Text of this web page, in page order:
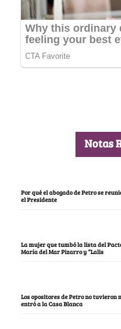
Notas
Por qué el abogado de Petro se
el Presidente
La mujer que tumbó la lista del
María del Mar Pizarro y “Lalis
Los opositores de Petro no
entró a la Casa Blanca